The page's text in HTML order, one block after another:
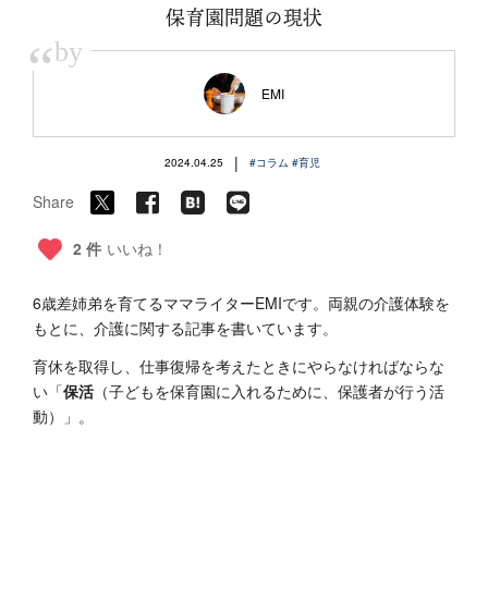
保育園問題の現状
“by
EMI
2024.04.25 | #コラム #育児
Share
2 件 いいね！
6歳差姉弟を育てるママライターEMIです。両親の介護体験を
もとに、介護に関する記事を書いています。
育休を取得し、仕事復帰を考えたときにやらなければならな
い「保活 （子どもを保育園に入れるために、保護者が行う活
動）」。